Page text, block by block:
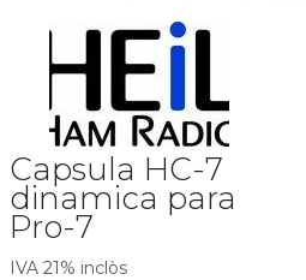
Capsula HC-7
dinamica para
Pro-7
IVA 21% inclòs